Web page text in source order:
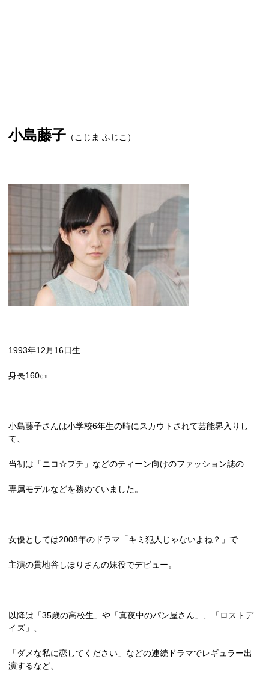
小島藤子 （こじま ふじこ）
1993年12 月 16日生
身長160㎝
小島藤子さんは小学校6年生の時にスカウトされて芸能界入りし
て、
当初は「ニコ☆プチ」などのティーン向けのファッション誌の
専属モデルなどを務めていました。
女優としては2008年のドラマ「キミ犯人じゃないよね？」で
主演の貫地谷しほりさんの妹役でデビュー。
以降は「35歳の高校生」や「真夜中のパン屋さん」、「ロストデ
イズ」、
「ダメな私に恋してください」などの連続ドラマでレギュラー出
演するなど、